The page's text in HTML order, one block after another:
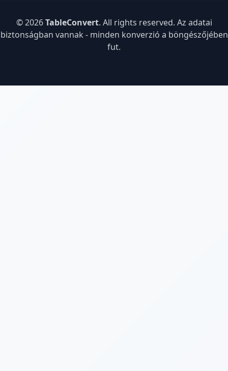
© 2026TableConvert. All rights reserved. Az adatai
biztonságban vannak - minden konverzió a böngészőjében
fut.